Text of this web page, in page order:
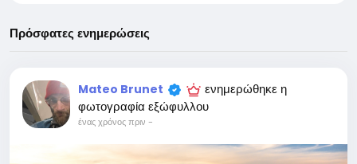
Πρόσφατες ενημερώσεις
Mateo Brunet
ενημερώθηκε η
φωτογραφία εξώφυλλου
ένας χρόνος πριν -